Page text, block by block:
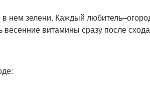
нем зелени. Каждый
витамины сразу после